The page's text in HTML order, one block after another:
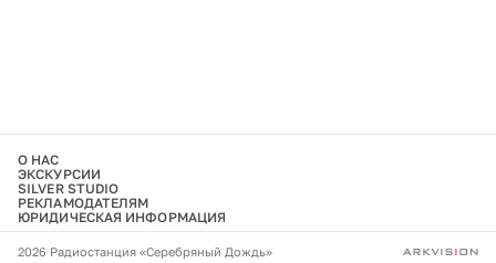
О НАС
ЭКСКУРСИИ
SILVER STUDIO
РЕКЛАМОДАТЕЛЯМ
ЮРИДИЧЕСКАЯ ИНФОРМАЦИЯ
2026 Радиостанция «Серебряный Дождь»